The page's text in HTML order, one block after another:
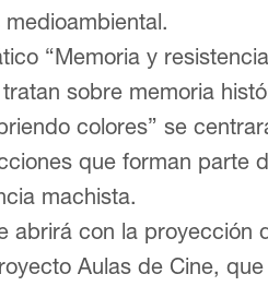
“Memoria y
sobre memoria
colores” se
que forman parte
machista.
abrirá con la proyección
Aulas de Cine,